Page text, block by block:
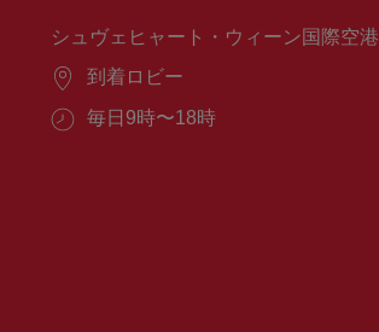
シュヴェヒャート・ウィーン国際空港
場
到着ロビー
営
毎日9時〜18時